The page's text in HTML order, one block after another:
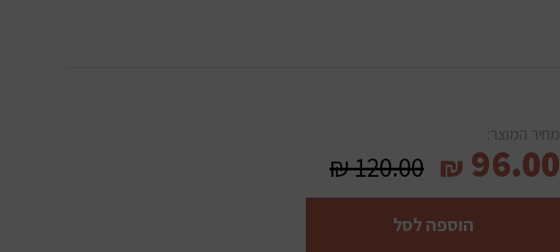
מחיר המוצר:
96.00
₪
120.00
₪
הוספה לסל